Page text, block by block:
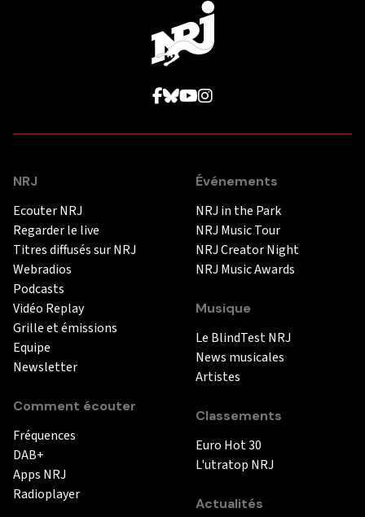
NRJ
Ecouter NRJ
Regarder le live
Titres diffusés sur NRJ
Webradios
Podcasts
Vidéo Replay
Grille et émissions
Equipe
Newsletter
Comment écouter
Fréquences
DAB+
Apps NRJ
Radioplayer
Événements
NRJ in the Park
NRJ Music Tour
NRJ Creator Night
NRJ Music Awards
Musique
Le BlindTest NRJ
News musicales
Artistes
Classements
Euro Hot 30
L'utratop NRJ
Actualités